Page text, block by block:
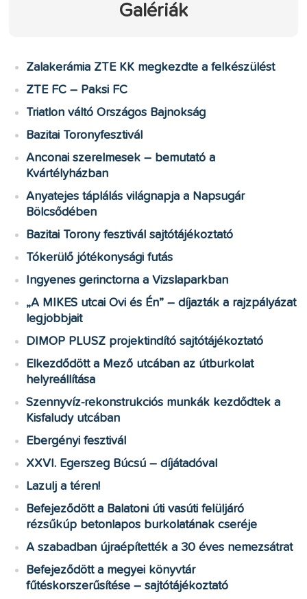
Galériák
Zalakerámia ZTE KK megkezdte a felkészülést
ZTE FC – Paksi FC
Triatlon váltó Országos Bajnokság
Bazitai Toronyfesztivál
Anconai szerelmesek – bemutató a
Kvártélyházban
Anyatejes táplálás világnapja a Napsugár
Bölcsődében
Bazitai Torony fesztivál sajtótájékoztató
Tókerülő jótékonysági futás
Ingyenes gerinctorna a Vizslaparkban
„A MIKES utcai Ovi és Én” – díjazták a rajzpályázat
legjobbjait
DIMOP PLUSZ projektindító sajtótájékoztató
Elkezdődött a Mező utcában az útburkolat
helyreállítása
Szennyvíz-rekonstrukciós munkák kezdődtek a
Kisfaludy utcában
Ebergényi fesztivál
XXVI. Egerszeg Búcsú – díjátadóval
Lazulj a téren!
Befejeződött a Balatoni úti vasúti felüljáró
rézsűkúp betonlapos burkolatának cseréje
A szabadban újraépítették a 30 éves nemezsátrat
Befejeződött a megyei könyvtár
fűtéskorszerűsítése – sajtótájékoztató